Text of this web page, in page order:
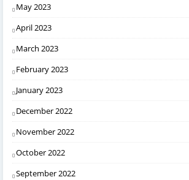
May 2023
April 2023
March 2023
February 2023
January 2023
December 2022
November 2022
October 2022
September 2022